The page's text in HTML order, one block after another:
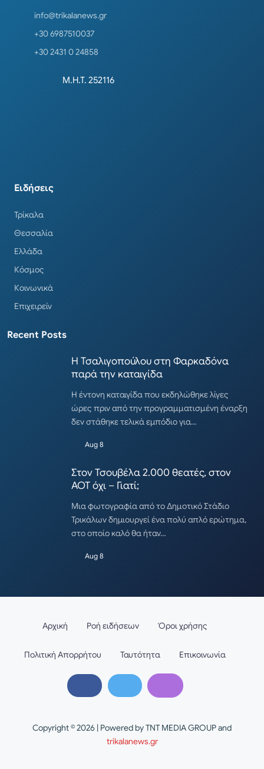
info@trikalanews.gr
+30 6987510037
+30 2431 0 24858
Μ.Η.Τ. 252116
Ειδήσεις
Τρίκαλα
Θεσσαλία
Ελλάδα
Κόσμος
Κοινωνικά
Επιχειρείν
Recent Posts
Η Τσαλιγοπούλου στη Φαρκαδόνα
παρά την καταιγίδα
Η έντονη καταιγίδα που εκδηλώθηκε λίγες
ώρες πριν από την προγραμματισμένη έναρξη
δεν στάθηκε τελικά εμπόδιο για…
Aug 8
Στον Τσουβέλα 2.000 θεατές, στον
ΑΟΤ όχι – Γιατί;
Μια φωτογραφία από το Δημοτικό Στάδιο
Τρικάλων δημιουργεί ένα πολύ απλό ερώτημα,
στο οποίο καλό θα ήταν…
Aug 8
Copyright © 2026 | Powered by TNT MEDIA GROUP and
trikalanews.gr
Αρχική Ροή ειδήσεων Όροι χρήσης
Πολιτική Απορρήτου Ταυτότητα Επικοινωνία